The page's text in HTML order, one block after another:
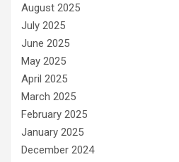
August 2025
July 2025
June 2025
May 2025
April 2025
March 2025
February 2025
January 2025
December 2024